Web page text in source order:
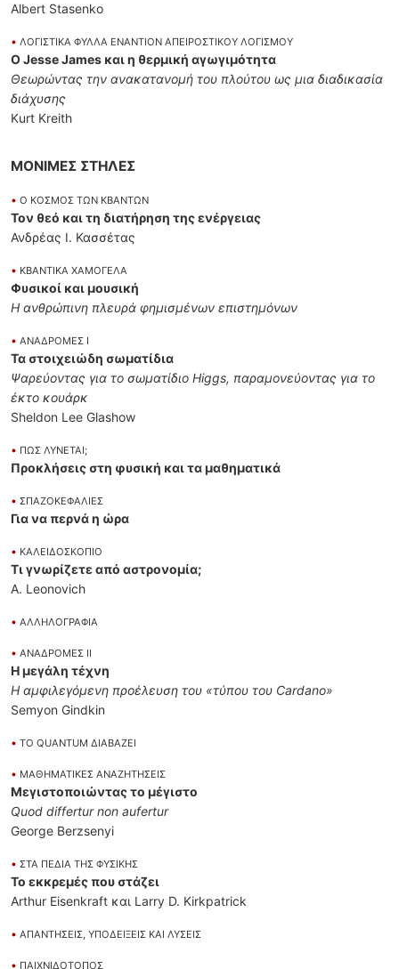
Albert Stasenko
• ΛΟΓΙΣΤΙΚΑ ΦΥΛΛΑ ΕΝΑΝΤΙΟΝ ΑΠΕΙΡΟΣΤΙΚΟΥ ΛΟΓΙΣΜΟΥ
Ο Jesse James και η θερμική αγωγιμότητα
Θεωρώντας την ανακατανομή του πλούτου ως μια διαδικασία
διάχυσης
Kurt Kreith
ΜΟΝΙΜΕΣ ΣΤΗΛΕΣ
• Ο ΚΟΣΜΟΣ ΤΩΝ ΚΒΑΝΤΩΝ
Τον θεό και τη διατήρηση της ενέργειας
Ανδρέας Ι. Κασσέτας
• ΚΒΑΝΤΙΚΑ ΧΑΜΟΓΕΛΑ
Φυσικοί και μουσική
Η ανθρώπινη πλευρά φημισμένων επιστημόνων
• ΑΝΑΔΡΟΜΕΣ I
Τα στοιχειώδη σωματίδια
Ψαρεύοντας για το σωματίδιο Higgs, παραμονεύοντας για το
έκτο κουάρκ
Sheldon Lee Glashow
• ΠΩΣ ΛΥΝΕΤΑΙ;
Προκλήσεις στη φυσική και τα μαθηματικά
• ΣΠΑΖΟΚΕΦΑΛΙΕΣ
Για να περνά η ώρα
• ΚΑΛΕΙΔΟΣΚΟΠΙΟ
Τι γνωρίζετε από αστρονομία;
A. Leonovich
• ΑΛΛΗΛΟΓΡΑΦΙΑ
• AΝΑΔΡΟΜΕΣ II
Η μεγάλη τέχνη
Η αμφιλεγόμενη προέλευση του «τύπου του Cardano»
Semyon Gindkin
• ΤΟ QUANTUM ΔΙΑΒΑΖΕΙ
• ΜΑΘΗΜΑΤΙΚΕΣ ΑΝΑΖΗΤΗΣΕΙΣ
Μεγιστοποιώντας το μέγιστο
Quod differtur non aufertur
George Berzsenyi
• ΣΤΑ ΠΕΔΙΑ ΤΗΣ ΦΥΣΙΚΗΣ
Το εκκρεμές που στάζει
Arthur Eisenkraft και Larry D. Kirkpatrick
• ΑΠΑΝΤΗΣΕΙΣ, ΥΠΟΔΕΙΞΕΙΣ ΚΑΙ ΛΥΣΕΙΣ
• ΠΑΙΧΝΙΔΟΤΟΠΟΣ